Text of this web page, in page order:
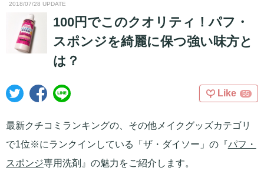
2018/07/28 UPDATE
100円でこのクオリティ！パフ・
スポンジを綺麗に保つ強い味方と
は？
Like 55
最新クチコミランキングの、その他メイクグッズカテゴリ
で1位※にランクインしている「ザ・ダイソー」の『パフ・
スポンジ専用洗剤』の魅力をご紹介します。